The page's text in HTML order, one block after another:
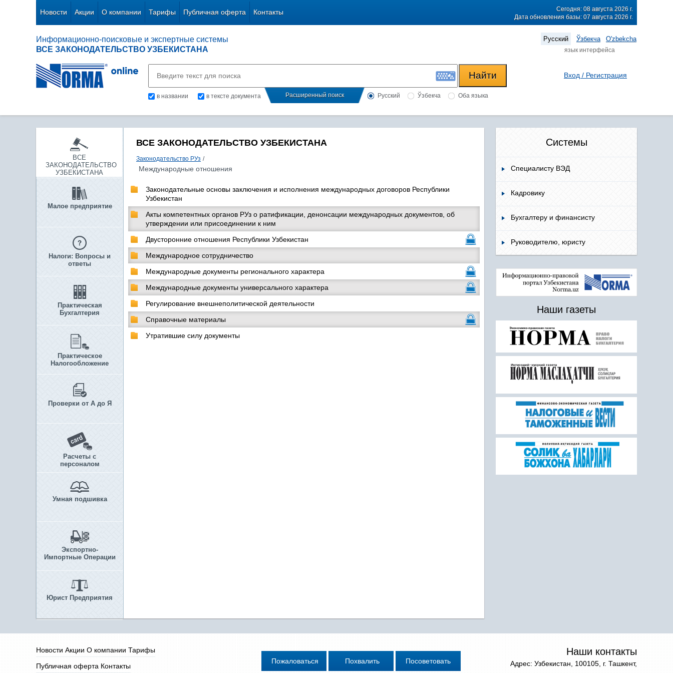
Новости Акции О компании Тарифы Публичная оферта Контакты
Сегодня: 08 августа 2026 г.
Дата обновления базы: 07 августа 2026 г.
Информационно-поисковые и экспертные системы
ВСЕ ЗАКОНОДАТЕЛЬСТВО УЗБЕКИСТАНА
Русский Ўзбекча O'zbekcha
язык интерфейса
в названии в тексте документа Расширенный поиск Русский Ўзбекча Оба языка
Вход / Регистрация
ВСЕ
ЗАКОНОДАТЕЛЬСТВО
УЗБЕКИСТАНА
Малое предприятие
Налоги: Вопросы и
ответы
Практическая
Бухгалтерия
Практическое
Налогообложение
Проверки от А до Я
Расчеты с
персоналом
Умная подшивка
Экспортно-
Импортные Операции
Юрист Предприятия
ВСЕ ЗАКОНОДАТЕЛЬСТВО УЗБЕКИСТАНА
Законодательство РУз /
Международные отношения
Законодательные основы заключения и исполнения международных договоров Республики
Узбекистан
Акты компетентных органов РУз о ратификации, денонсации международных документов, об
утверждении или присоединении к ним
Двусторонние отношения Республики Узбекистан
Международное сотрудничество
Международные документы регионального характера
Международные документы универсального характера
Регулирование внешнеполитической деятельности
Справочные материалы
Утратившие силу документы
Системы
Специалисту ВЭД
Кадровику
Бухгалтеру и финансисту
Руководителю, юристу
Наши газеты
Новости Акции О компании Тарифы
Публичная оферта Контакты
Наши контакты
Адрес: Узбекистан, 100105, г. Ташкент,